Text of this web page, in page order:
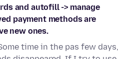
and autofill -> manage
payment methods are
new ones.
time in the pas few days,